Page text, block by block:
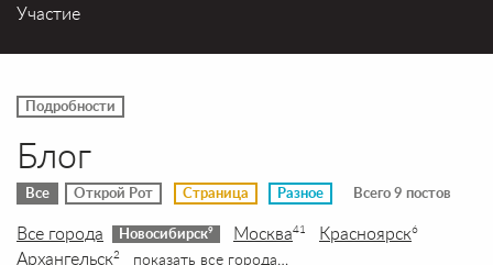
Участие
Подробности
Блог
Все Открой Рот Страница Разное Всего 9 постов
Все города Новосибирск9 Москва41 Красноярск6
Архангельск2 показать все города…